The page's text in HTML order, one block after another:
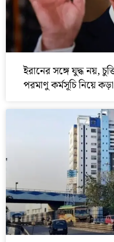
ইরানের সঙ্গে যুদ্ধ নয়,
পরমাণু কর্মসূচি নিয়ে কড়া